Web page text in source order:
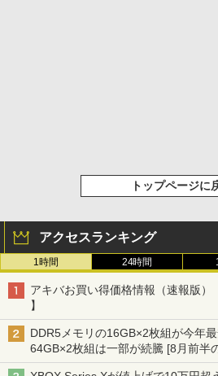
トップページに
アクセスランキング
1時間 24時間
アキバお買い得価格情報（速報版）
】
DDR5メモリの16GB×2枚組が今年
64GB×2枚組は一部が続騰 [8月前半